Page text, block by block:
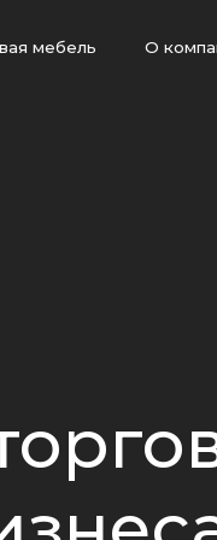
О компании
Отзывы О